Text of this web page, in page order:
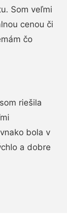
Som veľmi
cenou či
čo
riešila
bola v
a dobre